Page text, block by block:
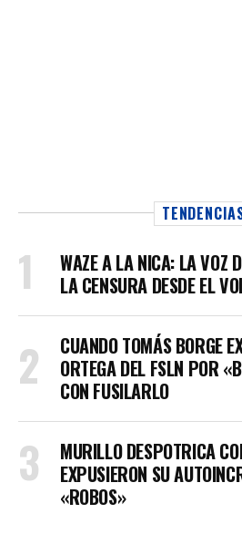
WAZE A LA NICA: LA VOZ
LA CENSURA DESDE EL
CUANDO TOMÁS BORGE
ORTEGA DEL FSLN POR
CON FUSILARLO
MURILLO DESPOTRICA
EXPUSIERON SU
«ROBOS»